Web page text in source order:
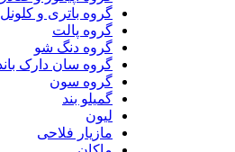
گروه باتری و کلونل
گروه پالت
گروه دنگ شو
گروه سان دارک باند
گروه سون
گمیلو بند
مازیار فلاحی